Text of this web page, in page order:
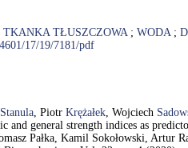
TKANKA TŁUSZCZOWA; WODA;
17/19/7181/pdf
Stanula, Piotr Krężałek, Wojciech
and general strength indices as
Pałka, Kamil Sokołowski, Artur